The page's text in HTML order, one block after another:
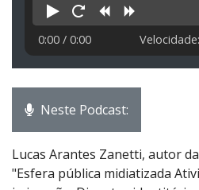
Reproduzir
ReiniciarRetroceder
0:00 / 0:00
Neste Podcast:
Lucas Arantes Zanetti, autor
"Esfera pública midiatizada